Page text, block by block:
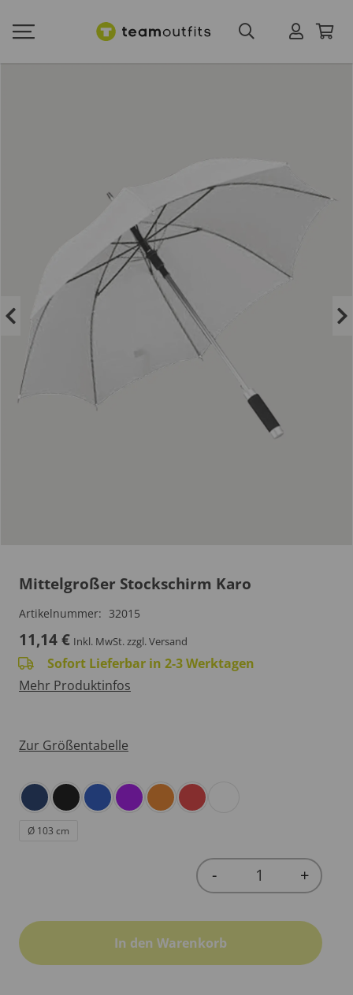
Mittelgroßer Stockschirm Karo
Artikelnummer: 32015
11,14€ Inkl. MwSt.zzgl. Versand
Sofort Lieferbar in 2-3 Werktagen
Mehr Produktinfos
Zur Größentabelle
Ø 103 cm
Quantity
- +
In den Warenkorb